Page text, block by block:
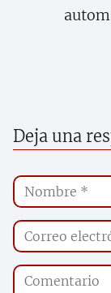
Deja una